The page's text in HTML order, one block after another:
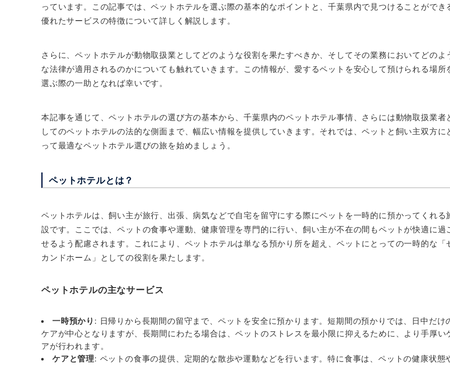
っています。この記事では、ペットホテルを選ぶ際の基本的なポイントと、千葉県内で見つけることができ
優れたサービスの特徴について詳しく解説します。
さらに、ペットホテルが動物取扱業としてどのような役割を果たすべきか、そしてその業務においてどのよ
な法律が適用されるのかについても触れていきます。この情報が、愛するペットを安心して預けられる場所
選ぶ際の一助となれば幸いです。
本記事を通じて、ペットホテルの選び方の基本から、千葉県内のペットホテル事情、さらには動物取扱業者
してのペットホテルの法的な側面まで、幅広い情報を提供していきます。それでは、ペットと飼い主双方に
って最適なペットホテル選びの旅を始めましょう。
ペットホテルとは？
ペットホテルは、飼い主が旅行、出張、病気などで自宅を留守にする際にペットを一時的に預かってくれる
設です。ここでは、ペットの食事や運動、健康管理を専門的に行い、飼い主が不在の間もペットが快適に過
せるよう配慮されます。これにより、ペットホテルは単なる預かり所を超え、ペットにとっての一時的な「
カンドホーム」としての役割を果たします。
ペットホテルの主なサービス
一時預かり : 日帰りから長期間の留守まで、ペットを安全に預かります。短期間の預かりでは、日中だけ
ケアが中心となりますが、長期間にわたる場合は、ペットのストレスを最小限に抑えるために、より手厚い
アが行われます。
ケアと管理: ペットの食事の提供、定期的な散歩や運動などを行います。特に食事は、ペットの健康状態